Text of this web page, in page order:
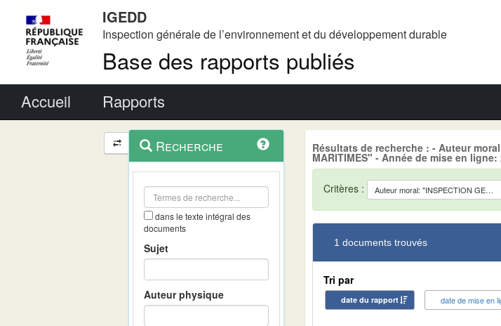
IGEDD
Inspection générale de l’environnement et du développement durable
Base des rapports publiés
Accueil Rapports
Navigation
et
outils
contextuel
Recherche
dans le texte intégral des
documents
Sujet
Auteur physique
Résultats de recherche : - Auteur moral:
MARITIMES" - Année de mise en ligne:
Critères : Auteur moral: "INSPECTION GENERALE DES SERVICES DES AFFAIRES MARITIMES"
1 documents trouvés
Tri par
date du rapport date de mise en